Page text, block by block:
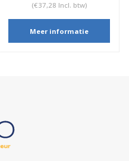
(€37,28 Incl. btw)
Meer informatie